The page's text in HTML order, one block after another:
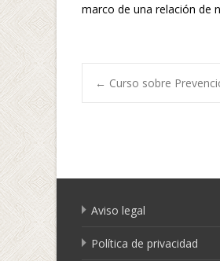
marco de una relación de
← Curso sobre
Aviso legal
Política de privacidad